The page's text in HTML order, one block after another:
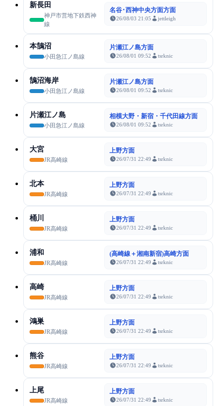
新長田
神戸市営地下鉄西神
線
名谷･西神中央方面方面
26/08/03 21:05 jettleigh
本鵠沼
小田急江ノ島線
片瀬江ノ島方面
26/08/01 09:52 tsrknic
鵠沼海岸
小田急江ノ島線
片瀬江ノ島方面
26/08/01 09:52 tsrknic
片瀬江ノ島
小田急江ノ島線
相模大野・新宿・千代田線方面
26/08/01 09:52 tsrknic
大宮
JR高崎線
上野方面
26/07/31 22:49 tsrknic
北本
JR高崎線
上野方面
26/07/31 22:49 tsrknic
桶川
JR高崎線
上野方面
26/07/31 22:49 tsrknic
浦和
JR高崎線
(高崎線＋湘南新宿)高崎方面
26/07/31 22:49 tsrknic
高崎
JR高崎線
上野方面
26/07/31 22:49 tsrknic
鴻巣
JR高崎線
上野方面
26/07/31 22:49 tsrknic
熊谷
JR高崎線
上野方面
26/07/31 22:49 tsrknic
上尾
JR高崎線
上野方面
26/07/31 22:49 tsrknic